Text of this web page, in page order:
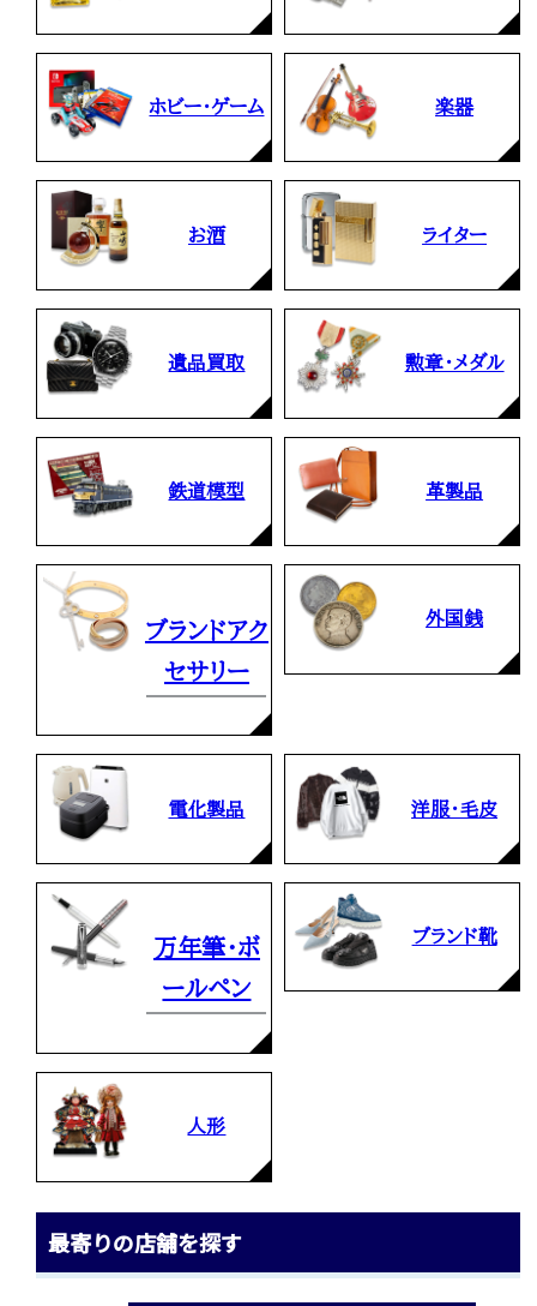
ホビー・ゲーム 楽器
お酒 ライター
遺品買取 勲章・メダル
鉄道模型 革製品
ブランドアク
セサリー
外国銭
電化製品 洋服・毛皮
万年筆・ボ
ールペン
ブランド靴
人形
最寄りの店舗を探す